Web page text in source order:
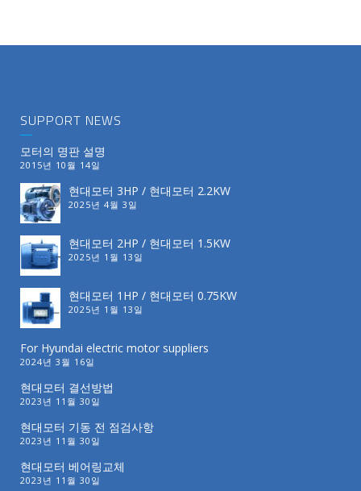
SUPPORT NEWS
모터의 명판 설명
2015년 10월 14일
현대모터 3HP / 현대모터 2.2KW
2025년 4월 3일
현대모터 2HP / 현대모터 1.5KW
2025년 1월 13일
현대모터 1HP / 현대모터 0.75KW
2025년 1월 13일
For Hyundai electric motor suppliers
2024년 3월 16일
현대모터 결선방법
2023년 11월 30일
현대모터 기동 전 점검사항
2023년 11월 30일
현대모터 베어링교체
2023년 11월 30일